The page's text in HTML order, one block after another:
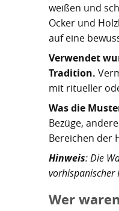
weißen und
Ocker und
auf eine
Verwendet
Tradition.
mit ritueller
Was die
Bezüge,
Bereichen der
Hinweis: Die
vorhispanischer
Wer